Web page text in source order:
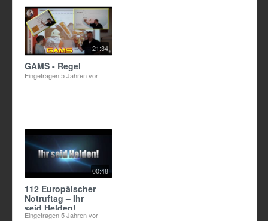
21:34
GAMS - Regel
Eingetragen5 Jahren vor
00:48
112 Europäischer
Notruftag – Ihr
seid Helden!
Eingetragen5 Jahren vor